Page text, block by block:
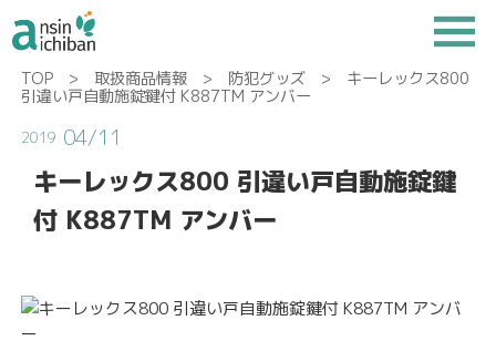
TOP> 取扱商品情報> 防犯グッズ> キーレックス800
引違い戸自動施錠鍵付 K887TM アンバー
2019 04/11
キーレックス800 引違い戸自動施錠鍵
付 K887TM アンバー